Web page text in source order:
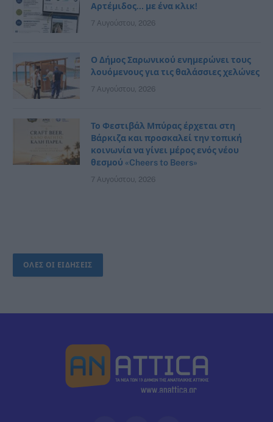
Αρτέμιδος… με ένα κλικ!
7 Αυγούστου, 2026
Ο Δήμος Σαρωνικού ενημερώνει τους
λουόμενους για τις θαλάσσιες χελώνες
7 Αυγούστου, 2026
Το Φεστιβάλ Μπύρας έρχεται στη
Βάρκιζα και προσκαλεί την τοπική
κοινωνία να γίνει μέρος ενός νέου
θεσμού «Cheers to Beers»
7 Αυγούστου, 2026
ΟΛΕΣ ΟΙ ΕΙΔΗΣΕΙΣ